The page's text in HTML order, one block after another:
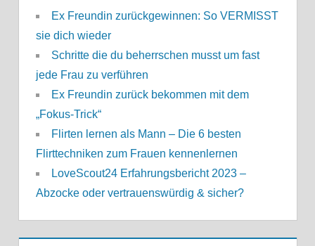
Ex Freundin zurückgewinnen: So VERMISST
sie dich wieder
Schritte die du beherrschen musst um fast
jede Frau zu verführen
Ex Freundin zurück bekommen mit dem
„Fokus-Trick“
Flirten lernen als Mann – Die 6 besten
Flirttechniken zum Frauen kennenlernen
LoveScout24 Erfahrungsbericht 2023 –
Abzocke oder vertrauenswürdig & sicher?